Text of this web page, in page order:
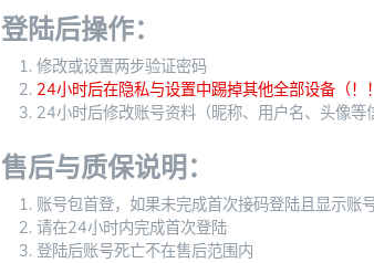
登陆后操作：
修改或设置两步验证密码
24小时后在隐私与设置中踢掉其他全部设备（！
24小时后修改账号资料（昵称、用户名、头像等
售后与质保说明：
账号包首登，如果未完成首次接码登陆且显示账
请在24小时内完成首次登陆
登陆后账号死亡不在售后范围内